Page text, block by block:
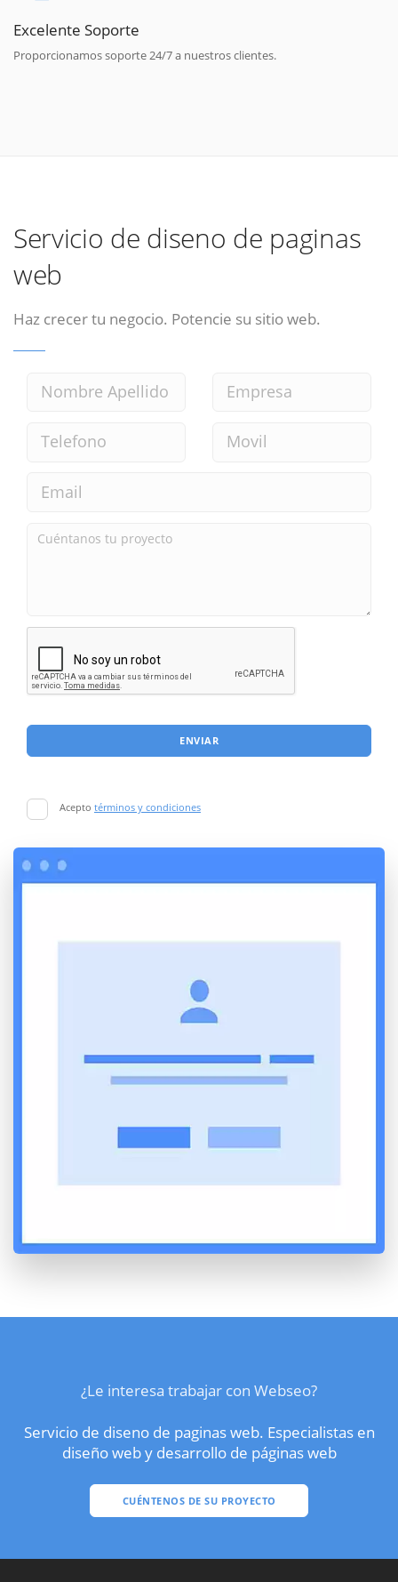
Excelente Soporte
Proporcionamos soporte 24/7 a nuestros clientes.
Servicio de diseno de paginas
web
Haz crecer tu negocio. Potencie su sitio web.
ENVIAR
Acepto términos y condiciones
¿Le interesa trabajar con Webseo?
Servicio de diseno de paginas web. Especialistas en
diseño web y desarrollo de páginas web
CUÉNTENOS DE SU PROYECTO